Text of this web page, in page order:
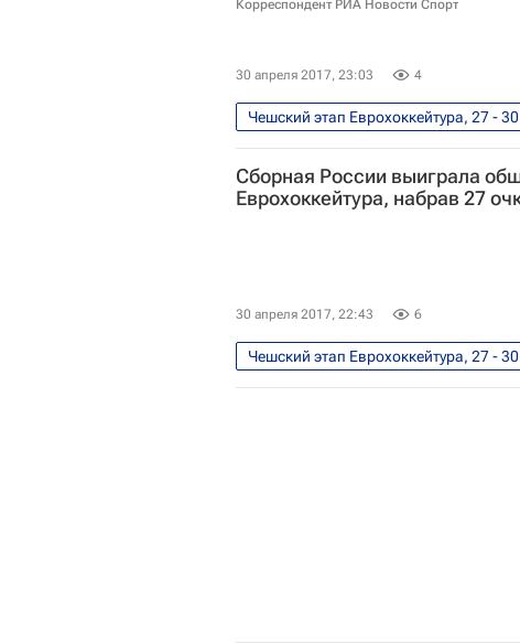
Корреспондент РИА Новости Спорт
30 апреля 2017, 23:03 4
Чешский этап Еврохоккейтура, 27 -
Чемпионат мира по хоккею 2017
Чемпионат мира по хоккею
Сборная России выиграла
Еврохоккейтура, набрав 27
30 апреля 2017, 22:43 6
Чешский этап Еврохоккейтура, 27 -
Еврохоккейтур
Сборная